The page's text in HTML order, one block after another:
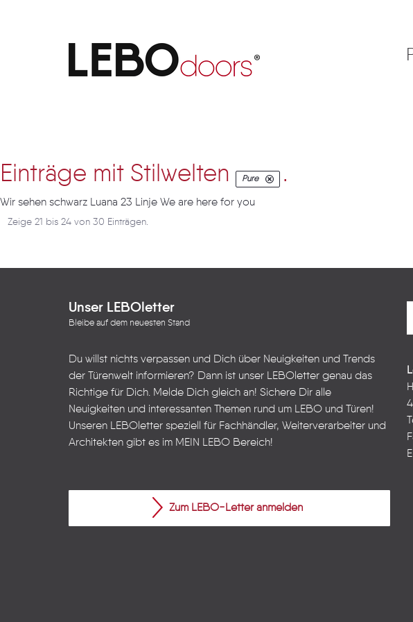
Einträge mit Stilwelten Pure .
Wir sehen schwarz Luana 23 Linje We are here for you
Zeige 21 bis 24 von 30 Einträgen.
Unser LEBOletter
Bleibe auf dem neuesten Stand
Du willst nichts verpassen und Dich über Neuigkeiten und Trends
der Türenwelt informieren? Dann ist unser LEBOletter genau das
Richtige für Dich. Melde Dich gleich an! Sichere Dir alle
Neuigkeiten und interessanten Themen rund um LEBO und Türen!
Unseren LEBOletter speziell für Fachhändler, Weiterverarbeiter und
Architekten gibt es im MEIN LEBO Bereich!
Zum LEBO-Letter anmelden